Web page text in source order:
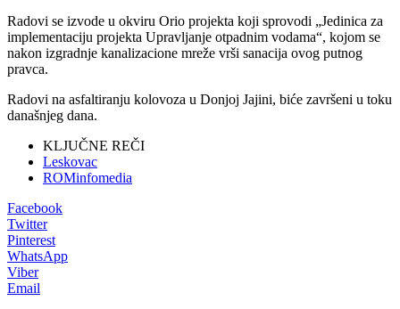
Radovi se izvode u okviru Orio projekta koji sprovodi „Jedinica za
implementaciju projekta Upravljanje otpadnim vodama“, kojom se
nakon izgradnje kanalizacione mreže vrši sanacija ovog putnog
pravca.
Radovi na asfaltiranju kolovoza u Donjoj Jajini, biće završeni u toku
današnjeg dana.
KLJUČNE REČI
Leskovac
ROMinfomedia
Facebook
Twitter
Pinterest
WhatsApp
Viber
Email